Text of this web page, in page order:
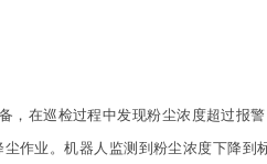
，在巡检过程中发现粉尘浓度超过报警
作业。机器人监测到粉尘浓度下降到